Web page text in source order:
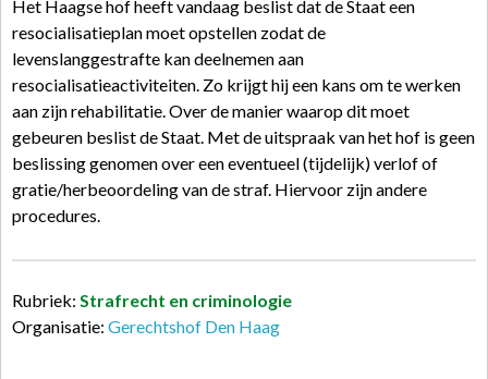
Het Haagse hof heeft vandaag beslist dat de Staat een
resocialisatieplan moet opstellen zodat de
levenslanggestrafte kan deelnemen aan
resocialisatieactiviteiten. Zo krijgt hij een kans om te werken
aan zijn rehabilitatie. Over de manier waarop dit moet
gebeuren beslist de Staat. Met de uitspraak van het hof is geen
beslissing genomen over een eventueel (tijdelijk) verlof of
gratie/herbeoordeling van de straf. Hiervoor zijn andere
procedures.
Rubriek: Strafrecht en criminologie
Organisatie: Gerechtshof Den Haag